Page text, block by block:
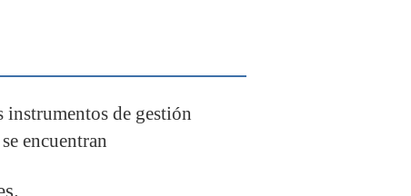
de gestión
encuentran